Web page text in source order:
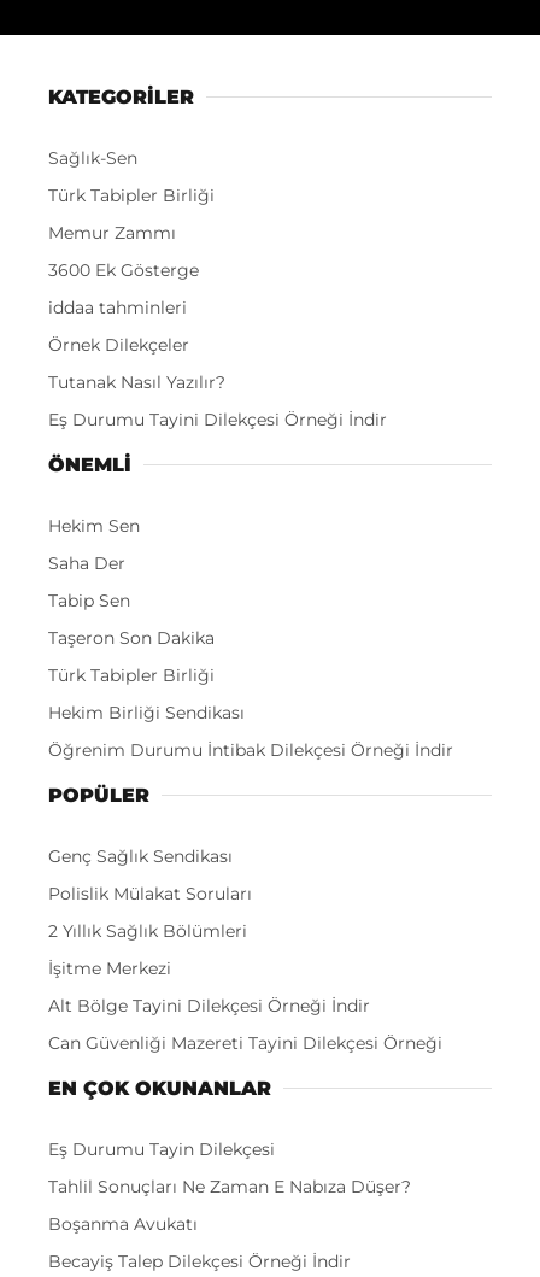
KATEGORİLER
Sağlık-Sen
Türk Tabipler Birliği
Memur Zammı
3600 Ek Gösterge
iddaa tahminleri
Örnek Dilekçeler
Tutanak Nasıl Yazılır?
Eş Durumu Tayini Dilekçesi Örneği İndir
ÖNEMLI
Hekim Sen
Saha Der
Tabip Sen
Taşeron Son Dakika
Türk Tabipler Birliği
Hekim Birliği Sendikası
Öğrenim Durumu İntibak Dilekçesi Örneği İndir
POPÜLER
Genç Sağlık Sendikası
Polislik Mülakat Soruları
2 Yıllık Sağlık Bölümleri
İşitme Merkezi
Alt Bölge Tayini Dilekçesi Örneği İndir
Can Güvenliği Mazereti Tayini Dilekçesi Örneği
EN ÇOK OKUNANLAR
Eş Durumu Tayin Dilekçesi
Tahlil Sonuçları Ne Zaman E Nabıza Düşer?
Boşanma Avukatı
Becayiş Talep Dilekçesi Örneği İndir